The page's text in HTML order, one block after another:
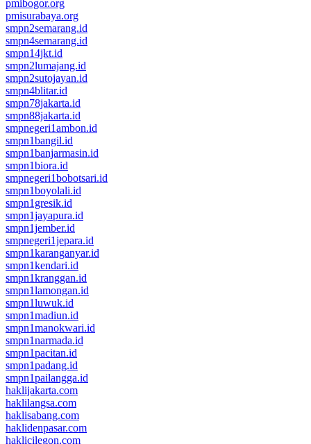
pmibogor.org
pmisurabaya.org
smpn2semarang.id
smpn4semarang.id
smpn14jkt.id
smpn2lumajang.id
smpn2sutojayan.id
smpn4blitar.id
smpn78jakarta.id
smpn88jakarta.id
smpnegeri1ambon.id
smpn1bangil.id
smpn1banjarmasin.id
smpn1biora.id
smpnegeri1bobotsari.id
smpn1boyolali.id
smpn1gresik.id
smpn1jayapura.id
smpn1jember.id
smpnegeri1jepara.id
smpn1karanganyar.id
smpn1kendari.id
smpn1kranggan.id
smpn1lamongan.id
smpn1luwuk.id
smpn1madiun.id
smpn1manokwari.id
smpn1narmada.id
smpn1pacitan.id
smpn1padang.id
smpn1pailangga.id
haklijakarta.com
haklilangsa.com
haklisabang.com
haklidenpasar.com
haklicilegon.com